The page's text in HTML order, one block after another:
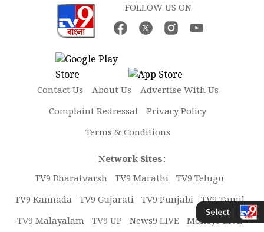
FOLLOW US ON
Contact Us About Us
Advertise With Us
Complaint Redressal
Privacy Policy
Terms & Conditions
Network Sites:
TV9 Bharatvarsh TV9 Marathi TV9 Telugu
TV9 Kannada TV9 Gujarati TV9 Punjabi TV9 Tamil
TV9 Malayalam TV9 UP News9 LIVE Money9 LIVE